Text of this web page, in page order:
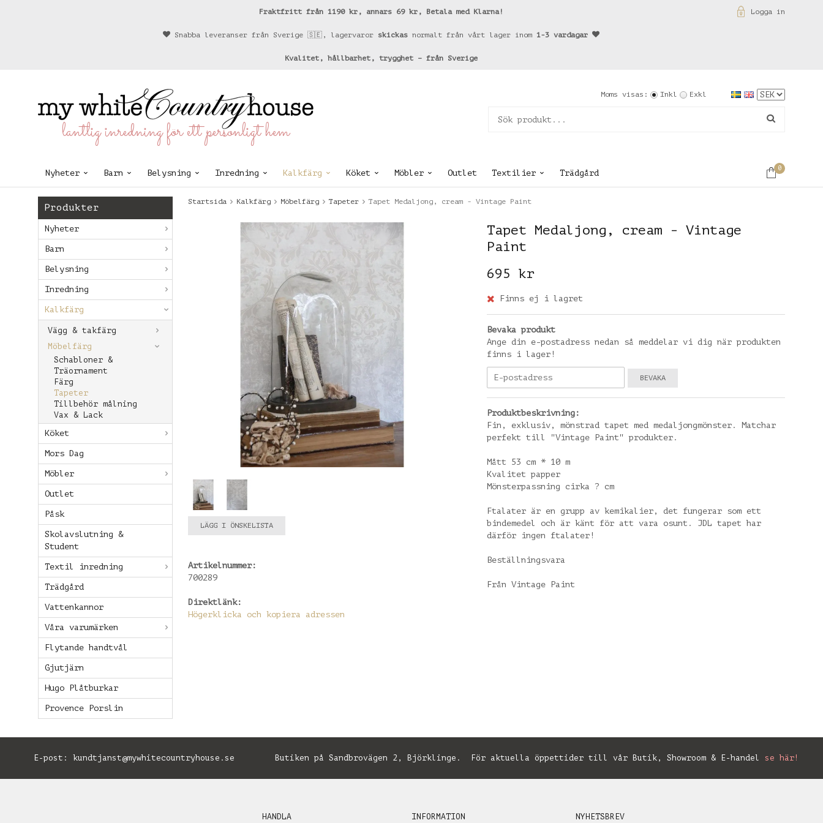
Logga in
Fraktfritt från 1190 kr, annars 69 kr, Betala med Klarna!
Snabba leveranser från Sverige 🇸🇪, lagervaror skickas normalt från vårt lager inom 1-3 vardagar
Kvalitet, hållbarhet, trygghet – från Sverige
lantlig inredning för ett personligt hem
Moms visas: Inkl Exkl
Nyheter Barn Belysning Inredning Kalkfärg Köket Möbler Outlet Textilier Trädgård
0
Produkter
Nyheter
Barn
Belysning
Inredning
Kalkfärg
Vägg & takfärg
Möbelfärg
Schabloner &
Träornament
Färg
Tapeter
Tillbehör målning
Vax & Lack
Köket
Mors Dag
Möbler
Outlet
Påsk
Skolavslutning &
Student
Textil inredning
Trädgård
Vattenkannor
Våra varumärken
Flytande handtvål
Gjutjärn
Hugo Plåtburkar
Provence Porslin
Startsida Kalkfärg Möbelfärg Tapeter Tapet Medaljong, cream - Vintage Paint
Tapet Medaljong, cream - Vintage
Paint
695 kr
Finns ej i lagret
Bevaka produkt
Ange din e-postadress nedan så meddelar vi dig när produkten
finns i lager!
BEVAKA
Produktbeskrivning:
Fin, exklusiv, mönstrad tapet med medaljongmönster. Matchar
perfekt till "Vintage Paint" produkter.
Mått 53 cm * 10 m
Kvalitet papper
Mönsterpassning cirka ? cm
Ftalater är en grupp av kemikalier, det fungerar som ett
bindemedel och är känt för att vara osunt. JDL tapet har
därför ingen ftalater!
Beställningsvara
Från Vintage Paint
LÄGG I ÖNSKELISTA
Artikelnummer:
700289
Direktlänk:
Högerklicka och kopiera adressen
E-post: kundtjanst@mywhitecountryhouse.se Butiken på Sandbrovägen 2, Björklinge. För aktuella öppettider till vår Butik, Showroom & E-handel se här!
HANDLA INFORMATION NYHETSBREV